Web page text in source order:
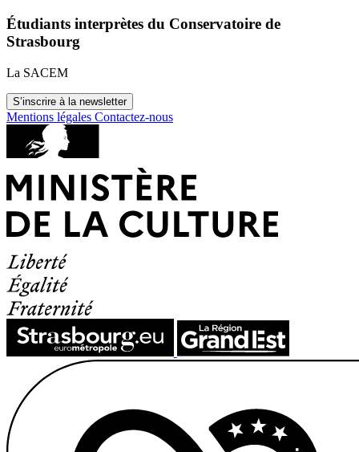
Étudiants interprètes du Conservatoire de
Strasbourg
La SACEM
S’inscrire à la newsletter
Mentions légales Contactez-nous